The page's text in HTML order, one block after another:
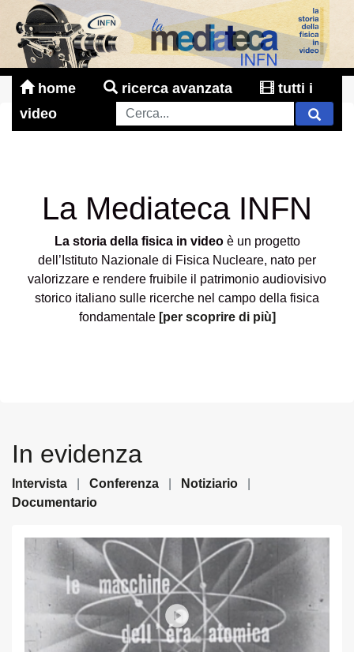
home ricerca avanzata
tutti i
video
La Mediateca INFN
La storia della fisica in videoè un progetto
dell’Istituto Nazionale di Fisica Nucleare, nato per
valorizzare e rendere fruibile il patrimonio audiovisivo
storico italiano sulle ricerche nel campo della fisica
fondamentale [per scoprire di più]
In evidenza
Intervista Conferenza Notiziario
Documentario